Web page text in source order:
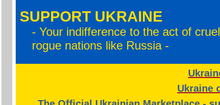
SUPPORT UKRAINE
- Your indifference to the act of
rogue nations like Russia -
Ukraine